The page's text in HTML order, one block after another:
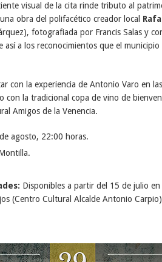
visual de la cita rinde tributo al
obra del polifacético creador local
fotografiada por Francis Salas y
así a los reconocimientos que el
con la experiencia de Antonio Varo en
con la tradicional copa de vino de
Amigos de la Venencia.
agosto, 22:00 horas.
Disponibles a partir del 15 de julio en
(Centro Cultural Alcalde Antonio